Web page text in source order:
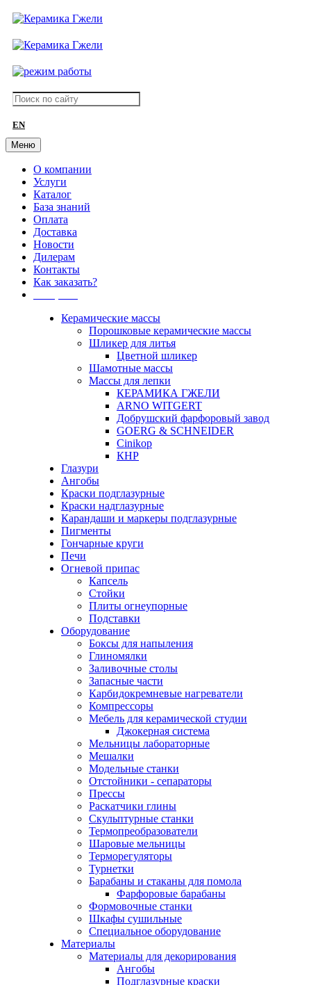
EN
Меню
О компании
Услуги
Каталог
База знаний
Оплата
Доставка
Новости
Дилерам
Контакты
Как заказать?
Керамические массы
Порошковые керамические массы
Шликер для литья
Цветной шликер
Шамотные массы
Массы для лепки
КЕРАМИКА ГЖЕЛИ
ARNO WITGERT
Добрушский фарфоровый завод
GOERG & SCHNEIDER
Cinikop
КНР
Глазури
Ангобы
Краски подглазурные
Краски надглазурные
Карандаши и маркеры подглазурные
Пигменты
Гончарные круги
Печи
Огневой припас
Капсель
Стойки
Плиты огнеупорные
Подставки
Оборудование
Боксы для напыления
Глиномялки
Заливочные столы
Запасные части
Карбидокремневые нагреватели
Компрессоры
Мебель для керамической студии
Джокерная система
Мельницы лабораторные
Мешалки
Модельные станки
Отстойники - сепараторы
Прессы
Раскатчики глины
Скульптурные станки
Термопреобразователи
Шаровые мельницы
Терморегуляторы
Турнетки
Барабаны и стаканы для помола
Фарфоровые барабаны
Формовочные станки
Шкафы сушильные
Специальное оборудование
Материалы
Материалы для декорирования
Ангобы
Подглазурные краски